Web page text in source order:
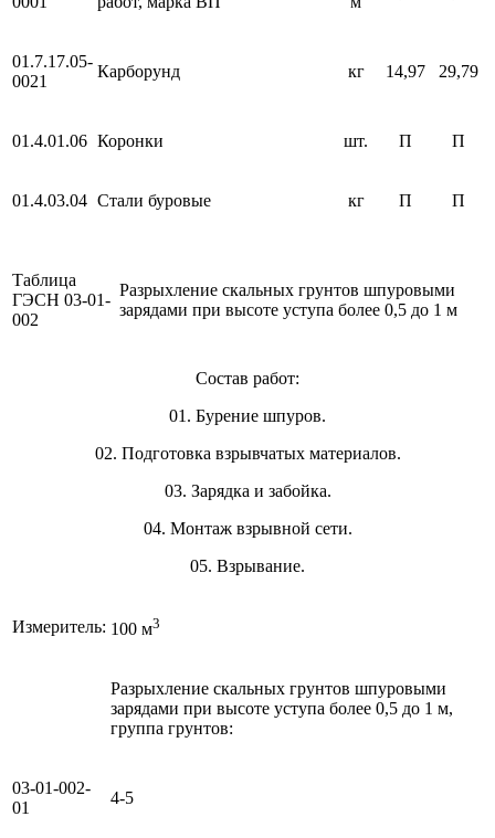
01.7.17.05-
0021
Карборунд кг 14,97 29,79
01.4.01.06 Коронки шт. П П
01.4.03.04 Стали буровые кг П П
Таблица
ГЭСН 03-01-
002
Разрыхление скальных грунтов шпуровыми
зарядами при высоте уступа более 0,5 до 1 м
Состав работ:
01. Бурение шпуров.
02. Подготовка взрывчатых материалов.
03. Зарядка и забойка.
04. Монтаж взрывной сети.
05. Взрывание.
Измеритель: 100 м3
Разрыхление скальных грунтов шпуровыми
зарядами при высоте уступа более 0,5 до 1 м,
группа грунтов:
03-01-002-
01
4-5